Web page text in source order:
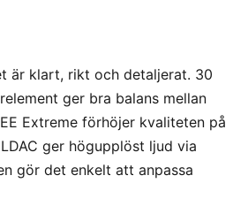
är klart, rikt och detaljerat. 30
ger bra balans mellan
Extreme förhöjer kvaliteten på
ger högupplöst ljud via
gör det enkelt att anpassa